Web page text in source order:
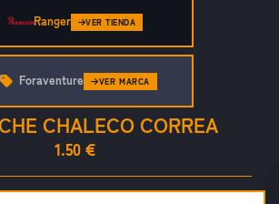
Ranger VER TIENDA
CHALECO CORREA
1.50 €
Foraventure VER MARCA